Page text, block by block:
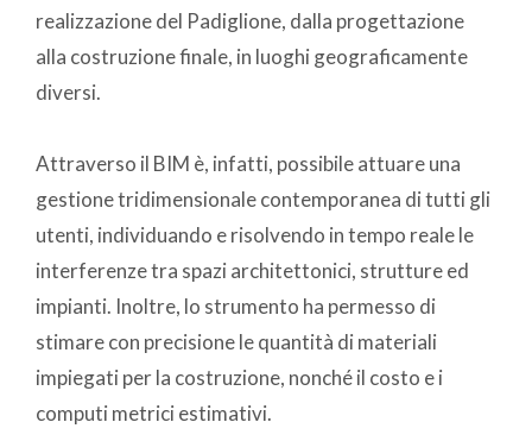
realizzazione del Padiglione, dalla progettazione
alla costruzione finale, in luoghi geograficamente
diversi.
Attraverso il BIM è, infatti, possibile attuare una
gestione tridimensionale contemporanea di tutti gli
utenti, individuando e risolvendo in tempo reale le
interferenze tra spazi architettonici, strutture ed
impianti. Inoltre, lo strumento ha permesso di
stimare con precisione le quantità di materiali
impiegati per la costruzione, nonché il costo e i
computi metrici estimativi.